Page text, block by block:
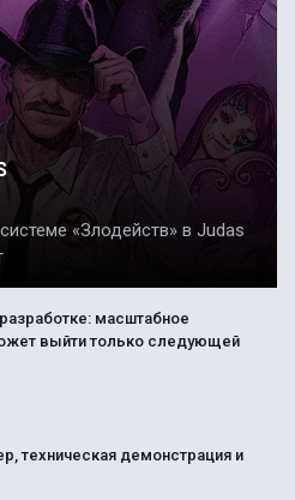
«Злодейств» в Judas
масштабное
выйти только следующей
техническая демонстрация и